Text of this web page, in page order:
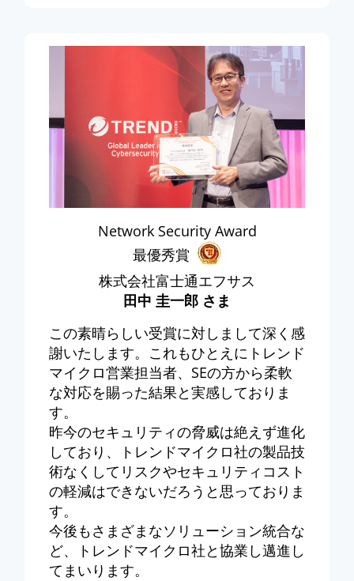
Network Security Award
最優秀賞
株式会社富士通エフサス
田中 圭一郎 さま
この素晴らしい受賞に対しまして深く感
謝いたします。これもひとえにトレンド
マイクロ営業担当者、SEの方から柔軟
な対応を賜った結果と実感しておりま
す。
昨今のセキュリティの脅威は絶えず進化
しており、トレンドマイクロ社の製品技
術なくしてリスクやセキュリティコスト
の軽減はできないだろうと思っておりま
す。
今後もさまざまなソリューション統合な
ど、トレンドマイクロ社と協業し邁進し
てまいります。